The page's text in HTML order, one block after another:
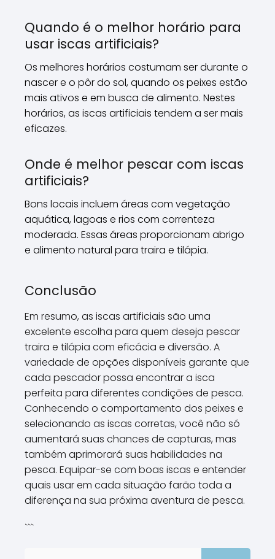
Quando é o melhor horário para
usar iscas artificiais?
Os melhores horários costumam ser durante o
nascer e o pôr do sol, quando os peixes estão
mais ativos e em busca de alimento. Nestes
horários, as iscas artificiais tendem a ser mais
eficazes.
Onde é melhor pescar com iscas
artificiais?
Bons locais incluem áreas com vegetação
aquática, lagoas e rios com correnteza
moderada. Essas áreas proporcionam abrigo
e alimento natural para traira e tilápia.
Conclusão
Em resumo, as iscas artificiais são uma
excelente escolha para quem deseja pescar
traira e tilápia com eficácia e diversão. A
variedade de opções disponíveis garante que
cada pescador possa encontrar a isca
perfeita para diferentes condições de pesca.
Conhecendo o comportamento dos peixes e
selecionando as iscas corretas, você não só
aumentará suas chances de capturas, mas
também aprimorará suas habilidades na
pesca. Equipar-se com boas iscas e entender
quais usar em cada situação farão toda a
diferença na sua próxima aventura de pesca.
```